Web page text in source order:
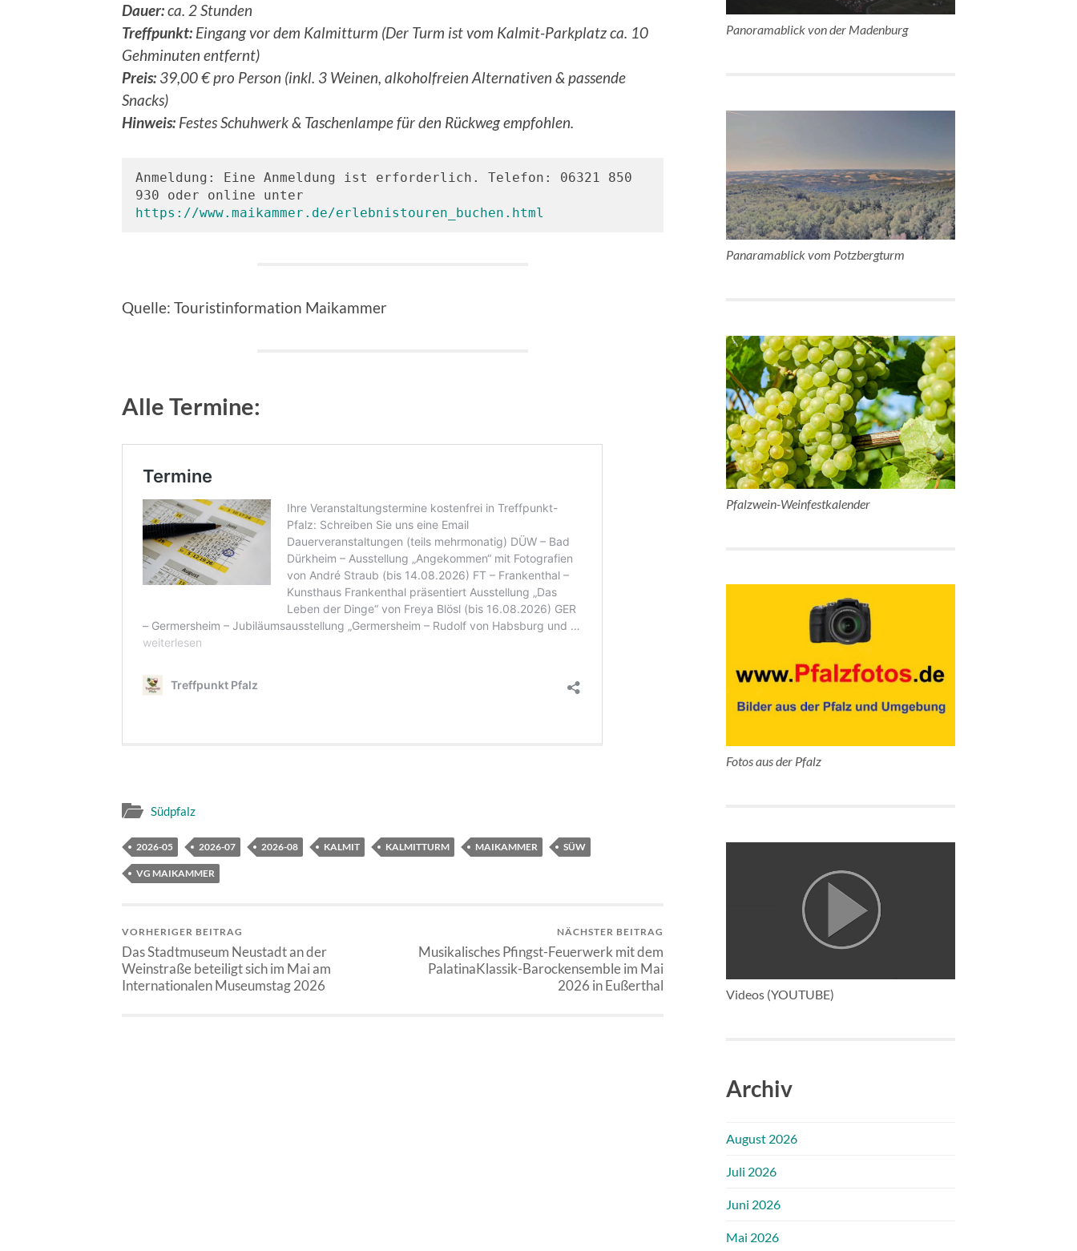
Dauer:ca. 2 Stunden
Treffpunkt: Eingang vor dem Kalmitturm (Der Turm ist vom Kalmit-Parkplatz ca. 10
Gehminuten entfernt)
Preis: 39,00 € pro Person (inkl. 3 Weinen, alkoholfreien Alternativen & passende
Snacks)
Hinweis: Festes Schuhwerk & Taschenlampe für den Rückweg empfohlen.
Anmeldung: Eine Anmeldung ist erforderlich. Telefon: 06321 850
https://www.maikammer.de/erlebnistouren_buchen.html
Quelle: Touristinformation Maikammer
Alle Termine:
Südpfalz
2026-05 2026-07 2026-08 KALMIT KALMITTURM MAIKAMMER SÜW
VG MAIKAMMER
VORHERIGER BEITRAG
Das Stadtmuseum Neustadt an der
Weinstraße beteiligt sich im Mai am
Internationalen Museumstag 2026
NÄCHSTER BEITRAG
Musikalisches Pfingst-Feuerwerk mit dem
PalatinaKlassik-Barockensemble im Mai
2026 in Eußerthal
Panoramablick von der Madenburg
Panaramablick vom Potzbergturm
Pfalzwein-Weinfestkalender
Fotos aus der Pfalz
Videos (YOUTUBE)
Archiv
August 2026
Juli 2026
Juni 2026
Mai 2026